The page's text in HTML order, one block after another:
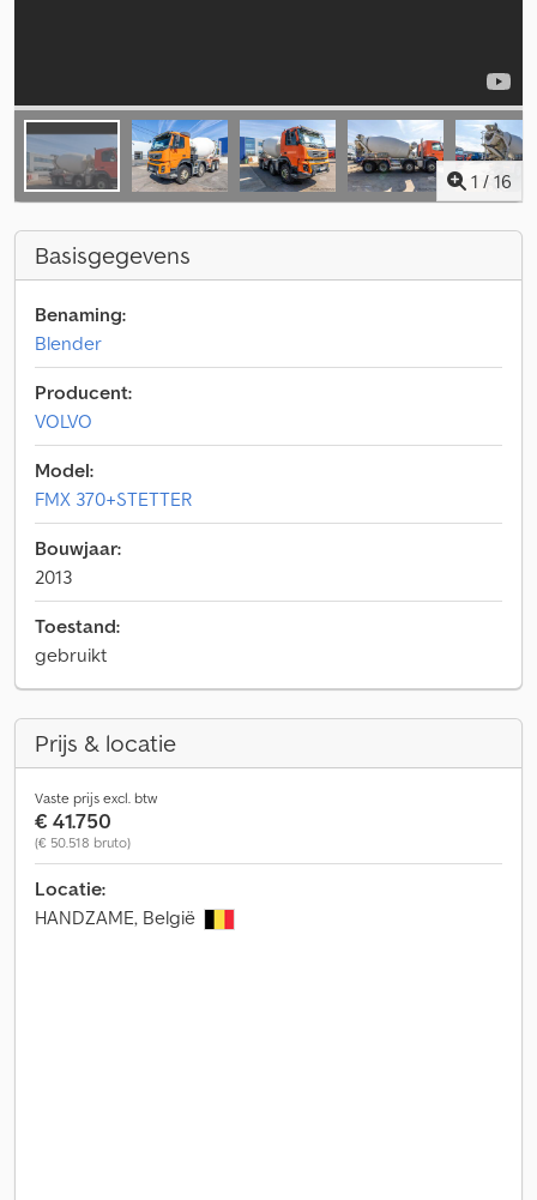
1 / 16
Basisgegevens
Benaming:
Blender
Producent:
VOLVO
Model:
FMX 370+STETTER
Bouwjaar:
2013
Toestand:
gebruikt
Prijs & locatie
Vaste prijs excl. btw
€ 41.750
(€ 50.518 bruto)
Locatie:
HANDZAME, België